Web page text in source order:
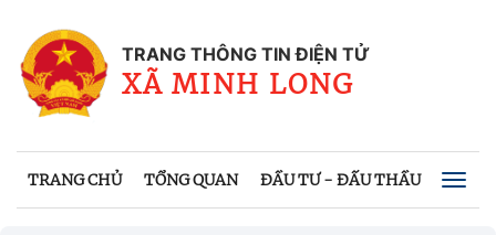
TRANG THÔNG TIN ĐIỆN TỬ
XÃ MINH LONG
TRANG CHỦ TỔNG QUAN ĐẦU TƯ - ĐẤU THẦU HỆ